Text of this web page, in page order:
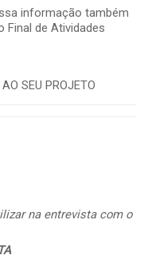
informação também
Final de Atividades
SEU PROJETO
na entrevista com o